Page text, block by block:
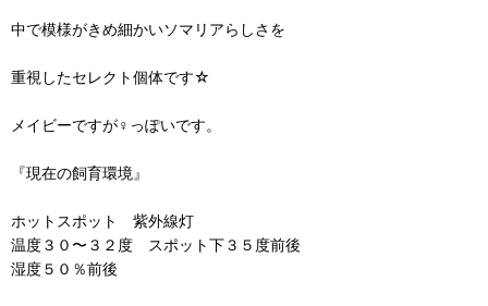
中で模様がきめ細かいソマリアらしさを
重視したセレクト個体です☆
メイビーですが♀っぽいです。
『現在の飼育環境』
ホットスポット 紫外線灯
温度３０〜３２度 スポット下３５度前後
湿度５０％前後